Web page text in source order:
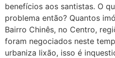
benefícios aos santistas. O
problema então? Quantos
Bairro Chinês, no Centro,
foram negociados neste
urbaniza lixão, isso é